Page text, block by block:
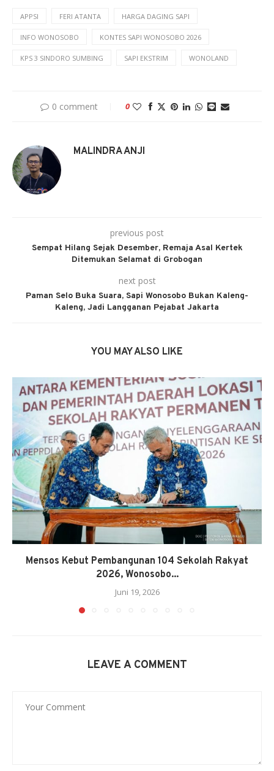
APPSI FERI ATANTA HARGA DAGING SAPI
INFO WONOSOBO KONTES SAPI WONOSOBO 2026
KPS 3 SINDORO SUMBING SAPI EKSTRIM WONOLAND
0 comment 0
MALINDRA ANJI
previous post
Sempat Hilang Sejak Desember, Remaja Asal Kertek
Ditemukan Selamat di Grobogan
next post
Paman Selo Buka Suara, Sapi Wonosobo Bukan Kaleng-
Kaleng, Jadi Langganan Pejabat Jakarta
YOU MAY ALSO LIKE
Mensos Kebut Pembangunan 104 Sekolah Rakyat
2026, Wonosobo...
Juni 19, 2026
LEAVE A COMMENT